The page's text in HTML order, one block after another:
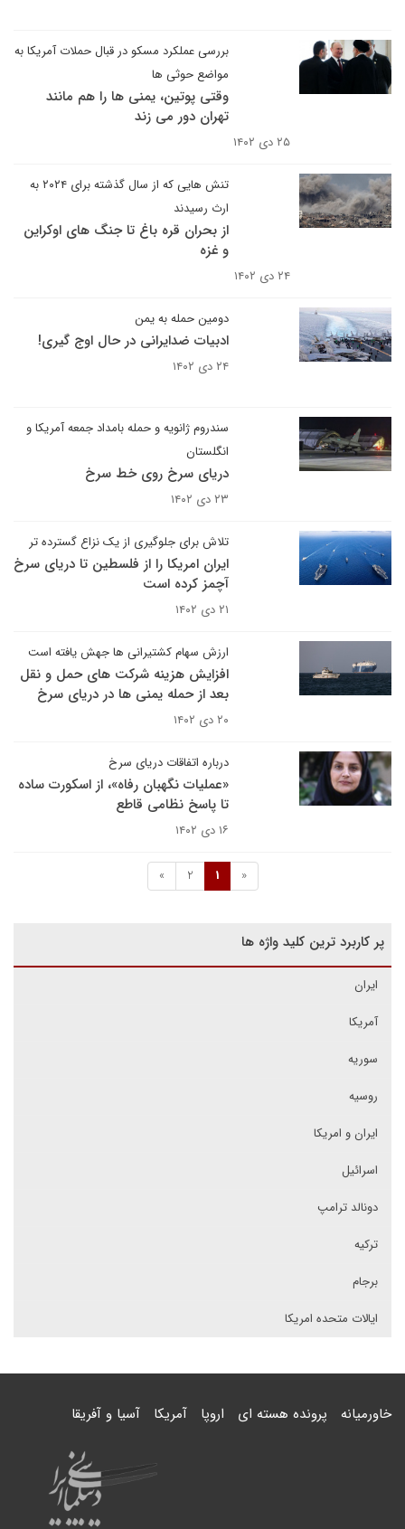
بررسی عملکرد مسکو در قبال حملات آمریکا به
مواضع حوثی ها
وقتی پوتین، یمنی ها را هم مانند
تهران دور می زند
۲۵ دی ۱۴۰۲
تنش هایی که از سال گذشته برای ۲۰۲۴ به
ارث رسیدند
از بحران قره باغ تا جنگ های اوکراین
و غزه
۲۴ دی ۱۴۰۲
دومین حمله به یمن
ادبیات ضدایرانی در حال اوج گیری!
۲۴ دی ۱۴۰۲
سندروم ژانویه و حمله بامداد جمعه آمریکا و
انگلستان
دریای سرخ روی خط سرخ
۲۳ دی ۱۴۰۲
تلاش برای جلوگیری از یک نزاع گسترده تر
ایران امریکا را از فلسطین تا دریای سرخ
آچمز کرده است
۲۱ دی ۱۴۰۲
ارزش سهام کشتیرانی ها جهش یافته است
افزایش هزینه شرکت های حمل و نقل
بعد از حمله یمنی ها در دریای سرخ
۲۰ دی ۱۴۰۲
درباره اتفاقات دریای سرخ
«عملیات نگهبان رفاه»، از اسکورت ساده
تا پاسخ نظامی قاطع
۱۶ دی ۱۴۰۲
«
1
2
»
پر کاربرد ترین کلید واژه ها
ایران
آمریکا
سوریه
روسیه
ایران و امریکا
اسرائیل
دونالد ترامپ
ترکیه
برجام
ایالات متحده امریکا
خاورمیانه پرونده هسته ای اروپا آمریکا آسیا و آفریقا